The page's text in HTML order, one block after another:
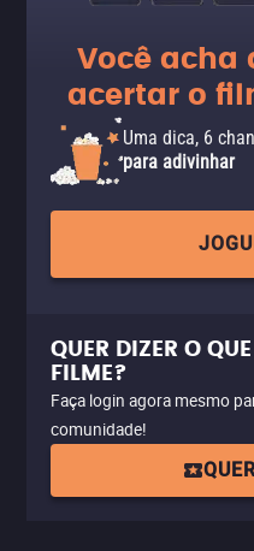
Você acha
acertar o
Uma dica, 6
para adivinhar
QUER DIZER O
FILME?
Faça login agora mesmo
comunidade!